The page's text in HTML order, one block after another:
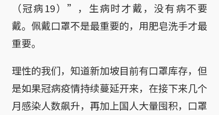
（冠病19）”，生病时才戴，没有病不要
戴。佩戴口罩不是最重要的，用肥皂洗手才最
重要。
理性的我们，知道新加坡目前有口罩库存，但
是如果冠病疫情持续蔓延开来，在接下来几个
月感染人数飙升，再加上国人大量囤积，口罩